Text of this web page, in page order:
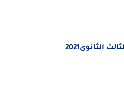
الثانوى2021